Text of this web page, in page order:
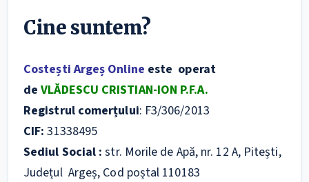
Cine suntem?
Costești Argeș Online este operat
deVLĂDESCU CRISTIAN-ION P.F.A.
Registrul comerțului: F3/306/2013
CIF:31338495
Sediul Social : str. Morile de Apă, nr. 12 A, Pitești,
Județul Argeș, Cod poștal 110183